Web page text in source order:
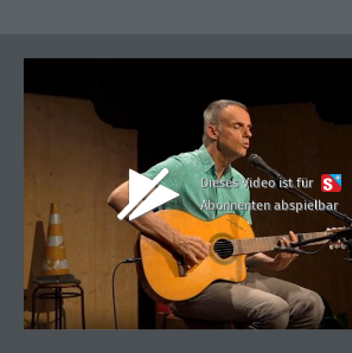
Dieses Video ist für
Abonnenten abspielbar